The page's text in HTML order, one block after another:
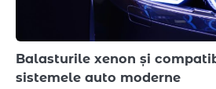
Balasturile xenon și
sistemele auto moderne